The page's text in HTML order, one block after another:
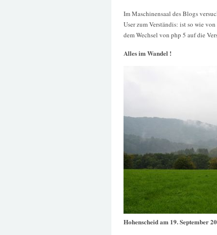
Im Maschinensaal des Blogs
User zum Verständis: ist so wie
dem Wechsel von php 5 auf die
Alles im Wandel !
Hohenscheid am 19. September